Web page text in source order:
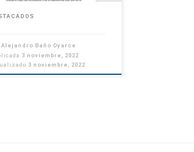
Alejandro Baño Oyarce
3 noviembre, 2022
3 noviembre, 2022